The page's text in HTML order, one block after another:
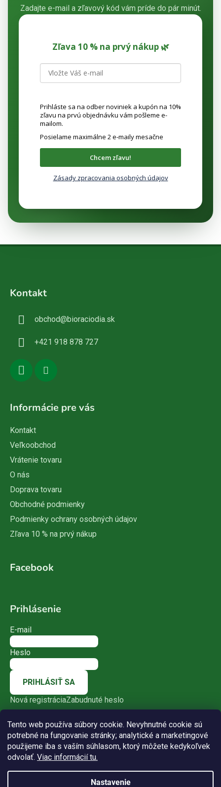
Tento web používa súbory cookie. Nevyhnutné cookie sú
potrebné na fungovanie stránky; analytické a marketingové
použijeme iba s vaším súhlasom, ktorý môžete kedykoľvek
odvolať. Viac informácií tu.
Nastavenie
Zadajte e-mail a zľavový kód vám príde do pár minút.
Zľava 10 % na prvý nákup 🌿
Prihláste sa na odber noviniek a kupón na 10%
zľavu na prvú objednávku vám pošleme e-
mailom.
Posielame maximálne 2 e-maily mesačne
Chcem zľavu!
Zásady zpracovania osobných údajov
Kontakt
obchod@bioraciodia.sk
+421 918 878 727
Informácie pre vás
Kontakt
Veľkoobchod
Vrátenie tovaru
O nás
Doprava tovaru
Obchodné podmienky
Podmienky ochrany osobných údajov
Zľava 10 % na prvý nákup
Facebook
Prihlásenie
E-mail
Heslo
PRIHLÁSIŤ SA
Nová registráciaZabudnuté heslo